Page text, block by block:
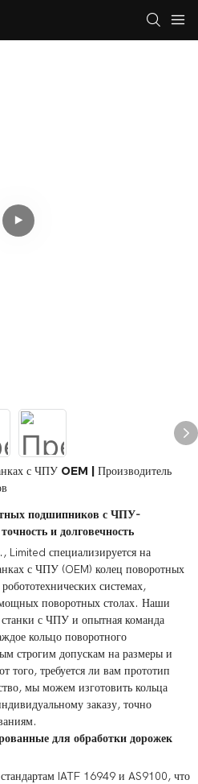
с ЧПУ OEM | Производитель
подшипников с ЧПУ-
и долговечность
специализируется на
с ЧПУ (OEM) колец поворотных
системах,
поворотных столах. Наши
с ЧПУ и опытная команда
кольцо поворотного
строгим допускам на размеры и
того, требуется ли вам прототип
мы можем изготовить кольца
заказу, точно
для обработки дорожек
IATF 16949 и AS9100, что